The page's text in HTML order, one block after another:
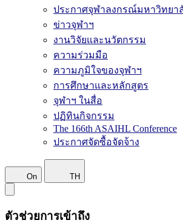
ประกาศจุฬาลงกรณ์มหาวิทยา
ข่าวจุฬาฯ
งานวิจัยและนวัตกรรม
ความร่วมมือ
ความภูมิใจของจุฬาฯ
การศึกษาและหลักสูตร
จุฬาฯ ในสื่อ
ปฏิทินกิจกรรม
The 166th ASAIHL Conference
ประกาศจัดซื้อจัดจ้าง
On TH
ตัวช่วยการเข้าถึง